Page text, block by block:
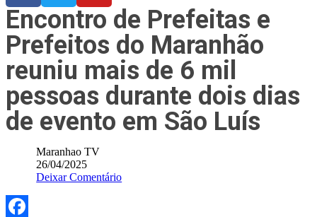
Encontro de Prefeitas e
Prefeitos do Maranhão
reuniu mais de 6 mil
pessoas durante dois dias
de evento em São Luís
Maranhao TV
26/04/2025
Deixar Comentário